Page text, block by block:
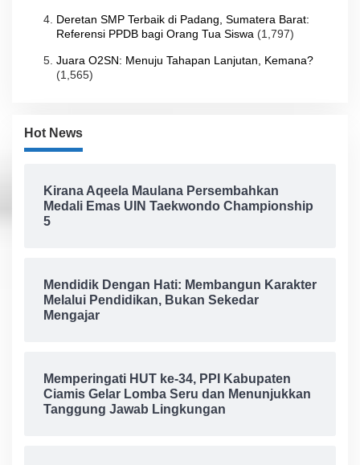
Deretan SMP Terbaik di Padang, Sumatera Barat:
Referensi PPDB bagi Orang Tua Siswa (1,797)
Juara O2SN: Menuju Tahapan Lanjutan, Kemana?
(1,565)
Hot News
Kirana Aqeela Maulana Persembahkan
Medali Emas UIN Taekwondo Championship
5
Mendidik Dengan Hati: Membangun Karakter
Melalui Pendidikan, Bukan Sekedar
Mengajar
Memperingati HUT ke-34, PPI Kabupaten
Ciamis Gelar Lomba Seru dan Menunjukkan
Tanggung Jawab Lingkungan